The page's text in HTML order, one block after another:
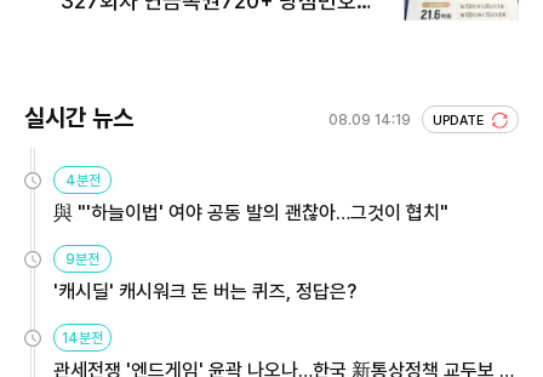
실시간 뉴스 08.09 14:19 UPDATE
4분전
與 "'하늘이법' 여야 공동 발의 괜찮아…그것이 협치"
9분전
'캐시딜' 캐시워크 돈 버는 퀴즈, 정답은?
14분전
관세전쟁 '엔드게임' 윤곽 나오나…한국 新통상정책 교두보 활